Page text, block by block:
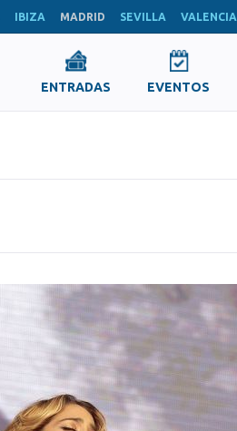
IBIZA MADRID SEVILLA VALENCIA
ENTRADAS EVENTOS